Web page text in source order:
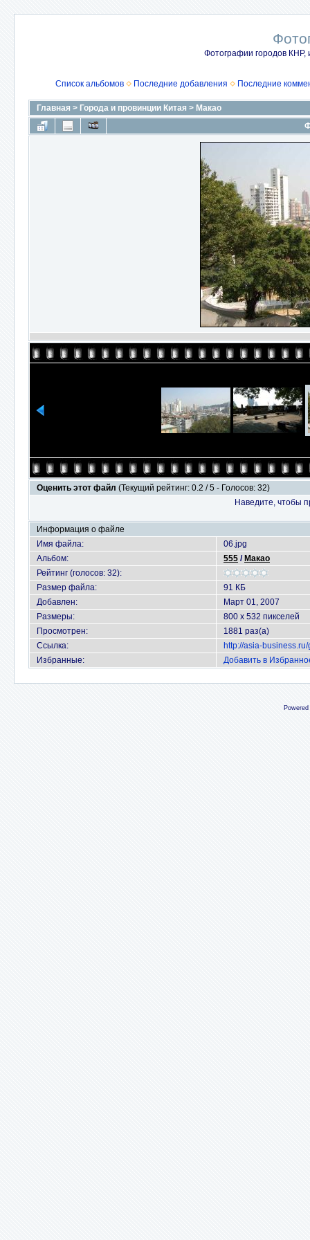
Фотографии городов КНР,
Список альбомов Последние добавления Последние
Главная > Города и провинции Китая > Макао
Оценить этот файл (Текущий рейтинг: 0.2 / 5 - Голосов: 32)
Наведите, чтобы
Информация о файле
Имя файла:
06.jpg
Альбом:
555 / Макао
Рейтинг (голосов: 32):
Размер файла:
91 КБ
Добавлен:
Март 01, 2007
Размеры:
800 x 532 пикселей
Просмотрен:
1881 раз(а)
Ссылка:
http://asia-
Избранные:
Добавить в